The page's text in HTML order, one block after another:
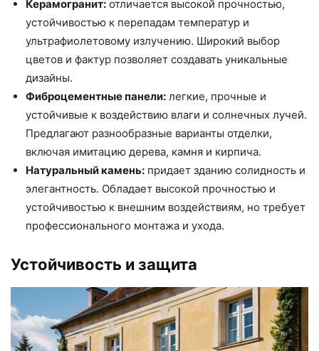
Керамогранит: отличается высокой прочностью,
устойчивостью к перепадам температур и
ультрафиолетовому излучению. Широкий выбор
цветов и фактур позволяет создавать уникальные
дизайны.
Фиброцементные панели: легкие, прочные и
устойчивые к воздействию влаги и солнечных лучей.
Предлагают разнообразные варианты отделки,
включая имитацию дерева, камня и кирпича.
Натуральный камень: придает зданию солидность и
элегантность. Обладает высокой прочностью и
устойчивостью к внешним воздействиям, но требует
профессионального монтажа и ухода.
Устойчивость и защита